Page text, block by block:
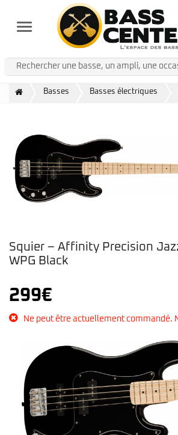
Menu
Basses Basses électriques
Squier – Affinity Precision
WPG Black
299€
Ne peut être actuellement commandé.